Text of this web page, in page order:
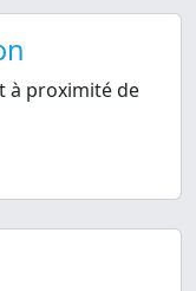
à proximité de